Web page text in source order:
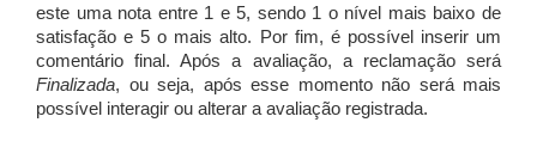
este uma nota entre 1 e 5, sendo 1 o nível mais baixo de
satisfação e 5 o mais alto. Por fim, é possível inserir um
comentário final. Após a avaliação, a reclamação será
Finalizada, ou seja, após esse momento não será mais
possível interagir ou alterar a avaliação registrada.